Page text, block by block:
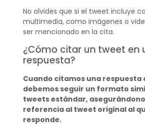
No olvides que si el tweet incluye
multimedia, como imágenes o
ser mencionado en la cita.
¿Cómo citar un tweet en
respuesta?
Cuando citamos una respuesta
debemos seguir un formato
tweets estándar,
referencia al tweet original al
responde.